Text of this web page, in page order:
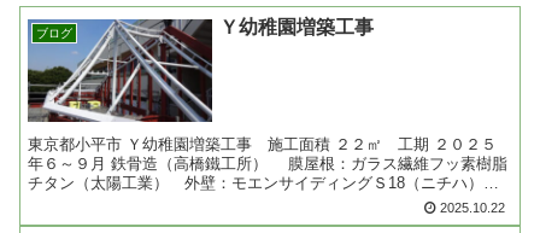
ブログ Ｙ幼稚園増築工事
東京都小平市 Ｙ幼稚園増築工事 施工面積 ２２㎡ 工期 ２０２５
年６～９月 鉄骨造（高橋鐵工所） 膜屋根：ガラス繊維フッ素樹脂
チタン（太陽工業） 外壁：モエンサイディングＳ18（ニチハ）他
設計者：ＷＡＣ建築研究室 施工協力店：株式会社ス...... 2025.10.22